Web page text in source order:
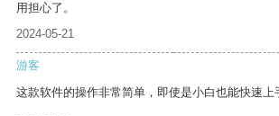
用担心了。
2024-05-21
游客
这款软件的操作非常简单，即使是小白也能快速上